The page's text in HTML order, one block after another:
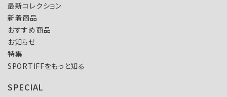
最新コレクション
新着商品
おすすめ商品
お知らせ
特集
SPORTIFFをもっと知る
SPECIAL